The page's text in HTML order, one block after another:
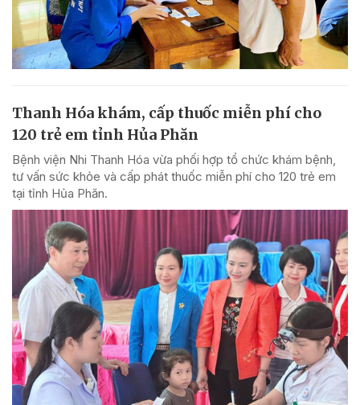
Thanh Hóa khám, cấp thuốc miễn phí cho
120 trẻ em tỉnh Hủa Phăn
Bệnh viện Nhi Thanh Hóa vừa phối hợp tổ chức khám bệnh,
tư vấn sức khỏe và cấp phát thuốc miễn phí cho 120 trẻ em
tại tỉnh Hủa Phăn.